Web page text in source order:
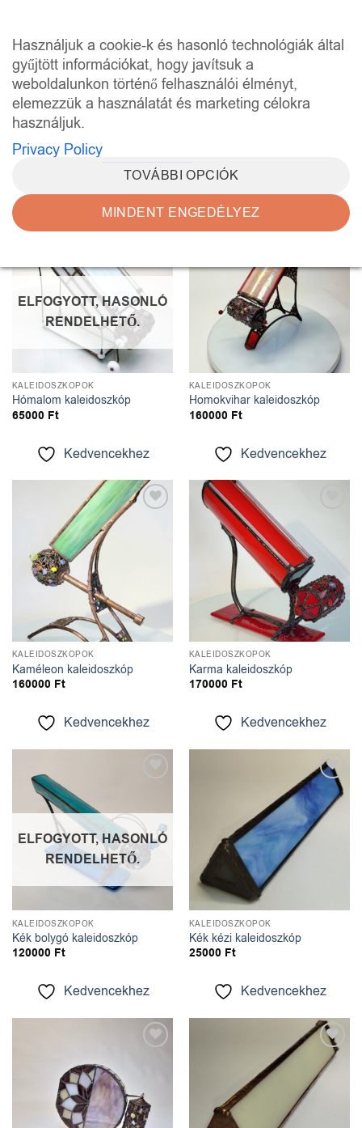
Használjuk a cookie-k és hasonló technológiák által
gyűjtött információkat, hogy javítsuk a
weboldalunkon történő felhasználói élményt,
elemezzük a használatát és marketing célokra
használjuk.
Privacy Policy
TOVÁBBI OPCIÓK
MINDENT ENGEDÉLYEZ
content
KEZDŐLAP / KALEIDOSZKÓPOK / 2. OLDAL
ELFOGYOTT, HASONLÓ
RENDELHETŐ.
KALEIDOSZKÓPOK
Hómalom kaleidoszkóp
65000 Ft
Kedvencekhez
KALEIDOSZKÓPOK
Homokvihar kaleidoszkóp
160000 Ft
Kedvencekhez
Kedvencekhez
KALEIDOSZKÓPOK
Kaméleon kaleidoszkóp
160000 Ft
Kedvencekhez
Kedvencekhez
KALEIDOSZKÓPOK
Karma kaleidoszkóp
170000 Ft
Kedvencekhez
ELFOGYOTT, HASONLÓ
RENDELHETŐ.
KALEIDOSZKÓPOK
Kék bolygó kaleidoszkóp
120000 Ft
Kedvencekhez
Kedvencekhez
KALEIDOSZKÓPOK
Kék kézi kaleidoszkóp
25000 Ft
Kedvencekhez
Kedvencekhez